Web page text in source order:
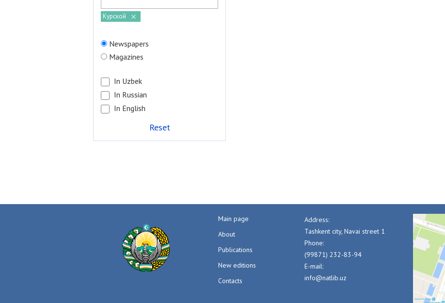
Курской
Newspapers
Magazines
In Uzbek
In Russian
In English
Reset
Main page
About
Publications
New editions
Contacts
Address:
Tashkent city, Navai street 1
Phone:
(99871) 232-83-94
E-mail:
info@natlib.uz